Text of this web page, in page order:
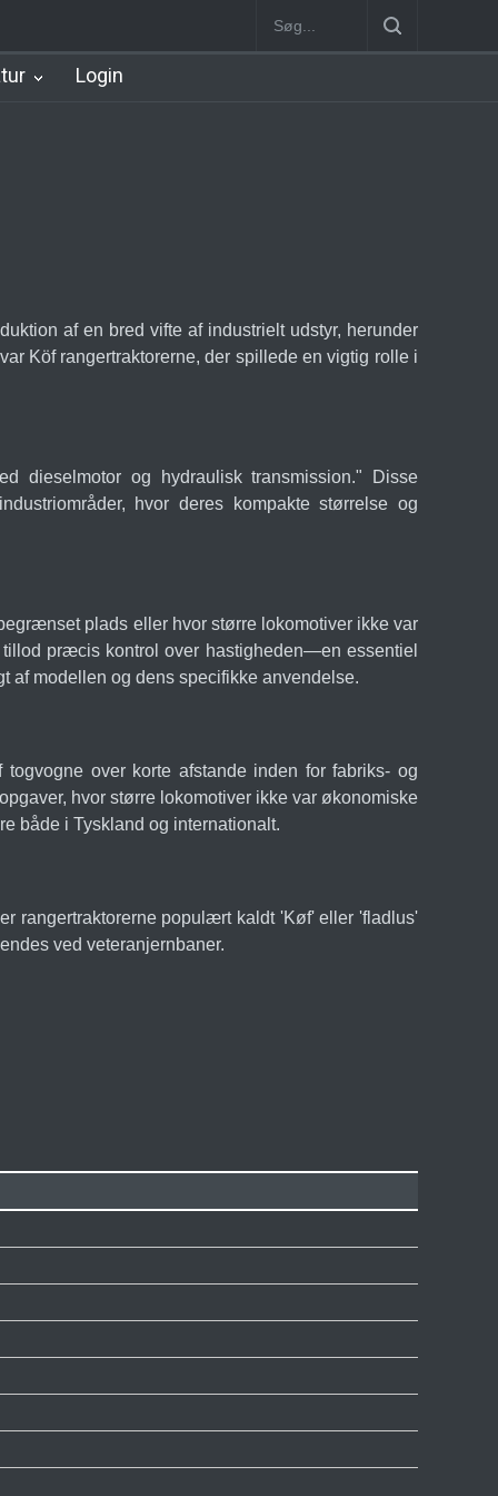
Nørrebro B Station [1886-
Login
af en bred vifte af industrielt udstyr, herunder
Köf rangertraktorerne, der spillede en vigtig rolle i
dieselmotor og hydraulisk transmission." Disse
hvor deres kompakte størrelse og
plads eller hvor større lokomotiver ikke var
præcis kontrol over hastigheden—en essentiel
af modellen og dens specifikke anvendelse.
over korte afstande inden for fabriks- og
hvor større lokomotiver ikke var økonomiske
både i Tyskland og internationalt.
rangertraktorerne populært kaldt 'Køf' eller 'fladlus'
ved veteranjernbaner.